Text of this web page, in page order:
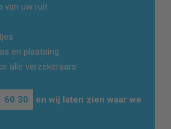
van uw ruit
en plaatsing
alle verzekeraars
60 30
en wij laten zien waar we